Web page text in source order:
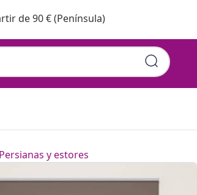
de 90 € (Península)
Persianas y estores